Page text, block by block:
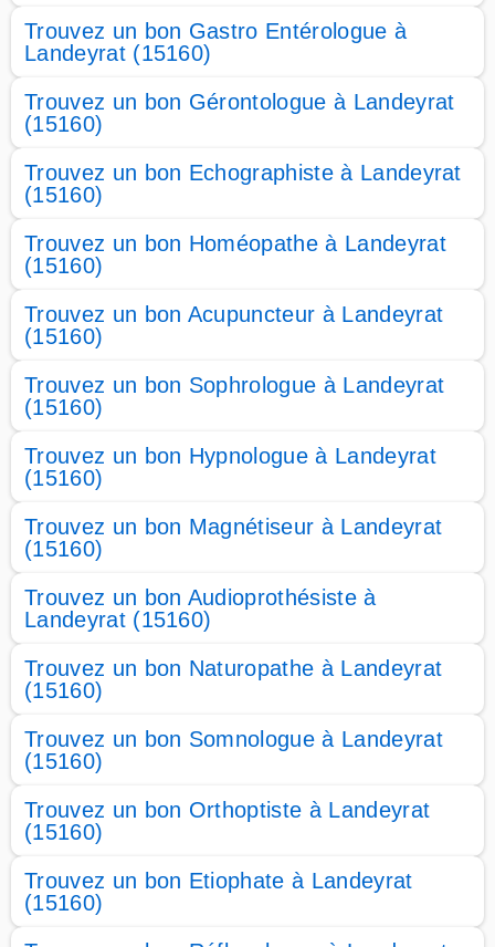
Trouvez un bon Gastro Entérologue à
Landeyrat (15160)
Trouvez un bon Gérontologue à Landeyrat
(15160)
Trouvez un bon Echographiste à Landeyrat
(15160)
Trouvez un bon Homéopathe à Landeyrat
(15160)
Trouvez un bon Acupuncteur à Landeyrat
(15160)
Trouvez un bon Sophrologue à Landeyrat
(15160)
Trouvez un bon Hypnologue à Landeyrat
(15160)
Trouvez un bon Magnétiseur à Landeyrat
(15160)
Trouvez un bon Audioprothésiste à
Landeyrat (15160)
Trouvez un bon Naturopathe à Landeyrat
(15160)
Trouvez un bon Somnologue à Landeyrat
(15160)
Trouvez un bon Orthoptiste à Landeyrat
(15160)
Trouvez un bon Etiophate à Landeyrat
(15160)